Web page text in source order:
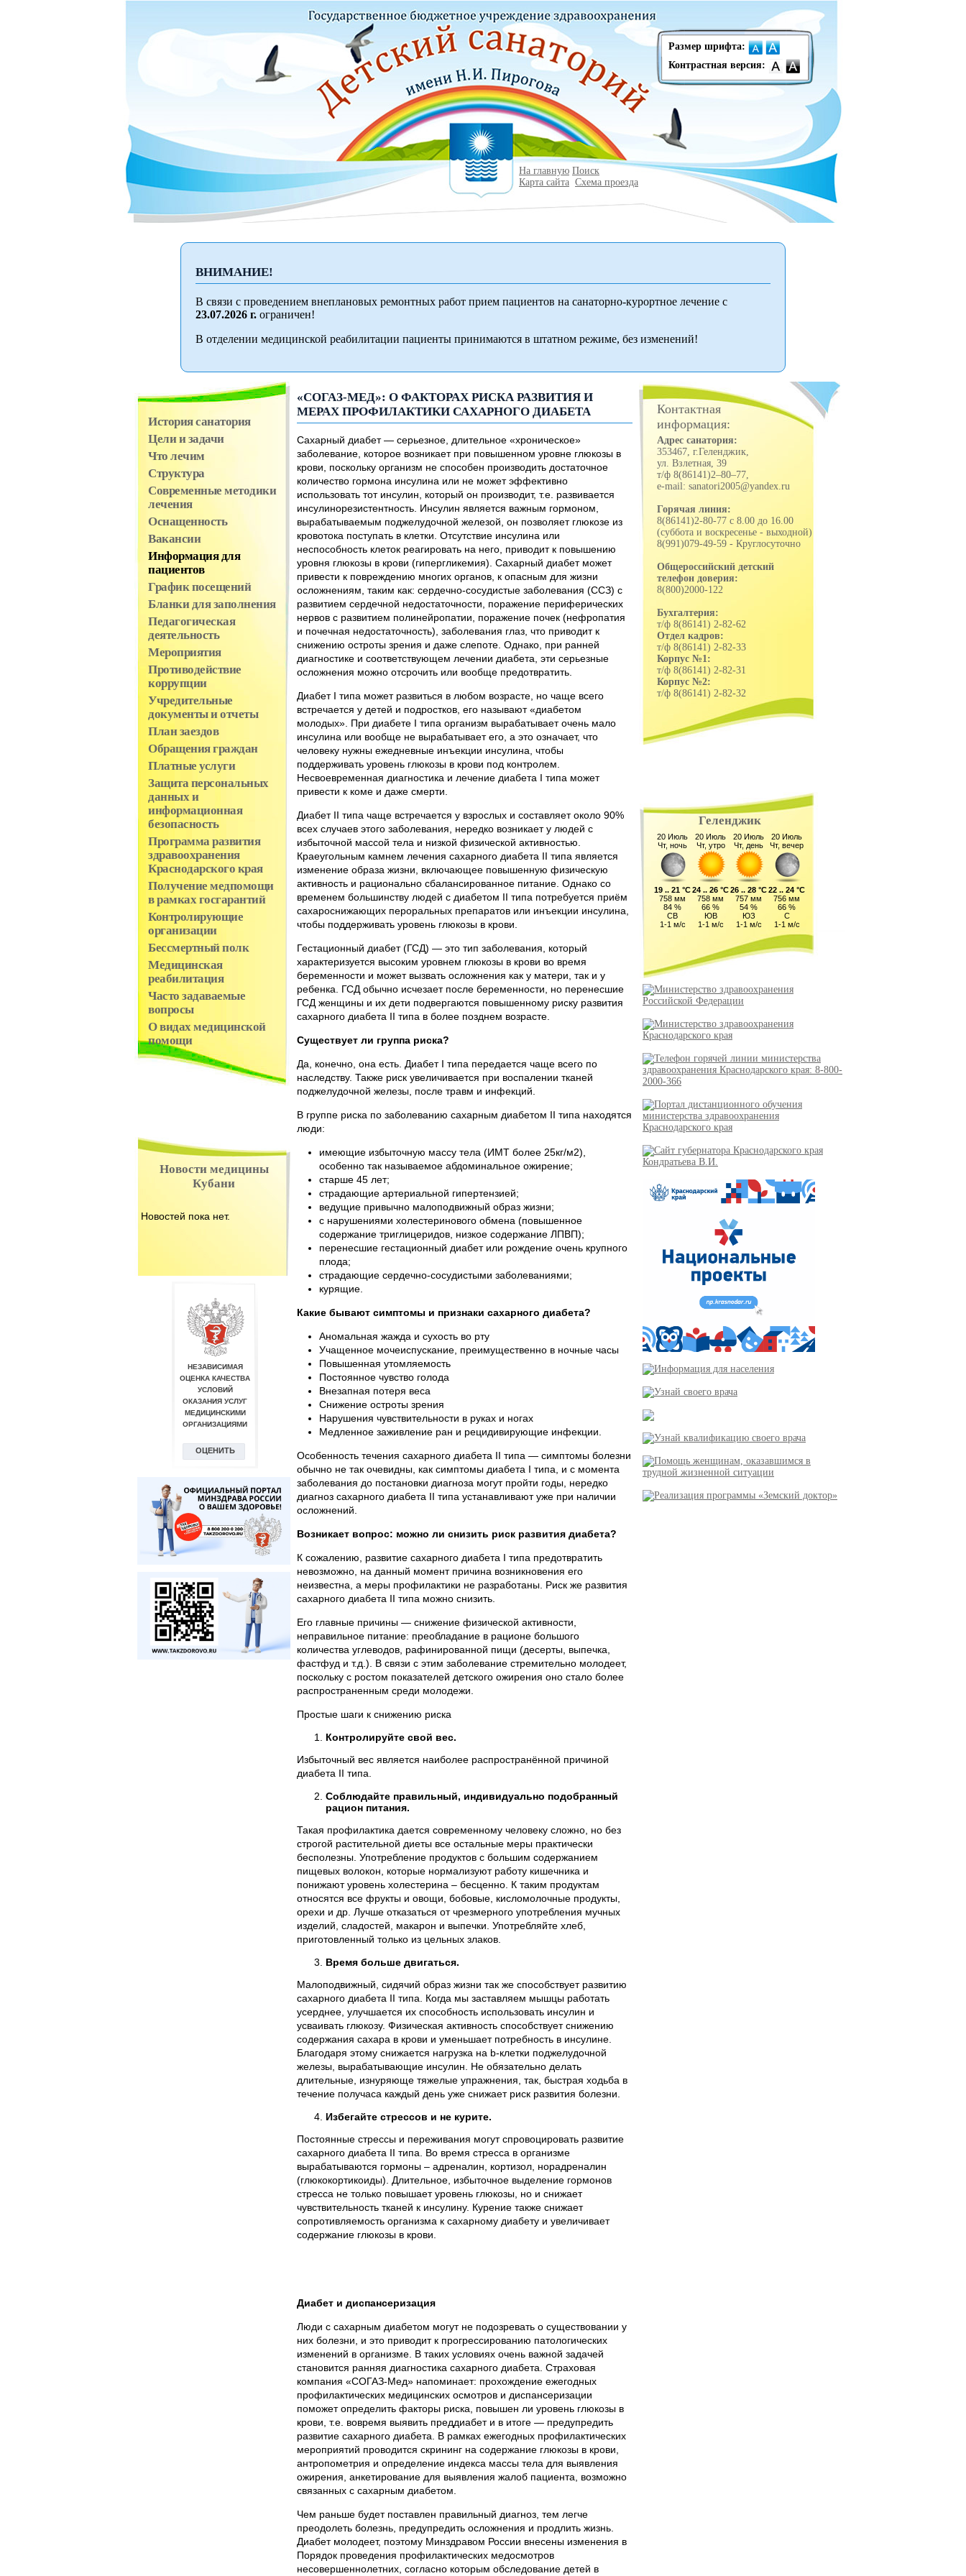
Размер шрифта:
Контрастная версия:
На главную Поиск
Карта сайта Схема проезда
ВНИМАНИЕ!
В связи с проведением внеплановых ремонтных работ прием пациентов на санаторно-курортное лечение с
23.07.2026 г. ограничен!
В отделении медицинской реабилитации пациенты принимаются в штатном режиме, без изменений!
История санатория
Цели и задачи
Что лечим
Структура
Современные методики
лечения
Оснащенность
Вакансии
Информация для
пациентов
График посещений
Бланки для заполнения
Педагогическая
деятельность
Мероприятия
Противодействие
коррупции
Учредительные
документы и отчеты
План заездов
Обращения граждан
Платные услуги
Защита персональных
данных и
информационная
безопасность
Программа развития
здравоохранения
Краснодарского края
Получение медпомощи
в рамках госгарантий
Контролирующие
организации
Бессмертный полк
Медицинская
реабилитация
Часто задаваемые
вопросы
О видах медицинской
помощи
Новости медицины
Кубани
Новостей пока нет.
«СОГАЗ-МЕД»: О ФАКТОРАХ РИСКА РАЗВИТИЯ И
МЕРАХ ПРОФИЛАКТИКИ САХАРНОГО ДИАБЕТА
Сахарный диабет — серьезное, длительное «хроническое»
заболевание, которое возникает при повышенном уровне глюкозы в
крови, поскольку организм не способен производить достаточное
количество гормона инсулина или не может эффективно
использовать тот инсулин, который он производит, т.е. развивается
инсулинорезистентность. Инсулин является важным гормоном,
вырабатываемым поджелудочной железой, он позволяет глюкозе из
кровотока поступать в клетки. Отсутствие инсулина или
неспособность клеток реагировать на него, приводит к повышению
уровня глюкозы в крови (гипергликемия). Сахарный диабет может
привести к повреждению многих органов, к опасным для жизни
осложнениям, таким как: сердечно-сосудистые заболевания (ССЗ) с
развитием сердечной недостаточности, поражение периферических
нервов с развитием полинейропатии, поражение почек (нефропатия
и почечная недостаточность), заболевания глаз, что приводит к
снижению остроты зрения и даже слепоте. Однако, при ранней
диагностике и соответствующем лечении диабета, эти серьезные
осложнения можно отсрочить или вообще предотвратить.
Диабет I типа может развиться в любом возрасте, но чаще всего
встречается у детей и подростков, его называют «диабетом
молодых». При диабете I типа организм вырабатывает очень мало
инсулина или вообще не вырабатывает его, а это означает, что
человеку нужны ежедневные инъекции инсулина, чтобы
поддерживать уровень глюкозы в крови под контролем.
Несвоевременная диагностика и лечение диабета I типа может
привести к коме и даже смерти.
Диабет II типа чаще встречается у взрослых и составляет около 90%
всех случаев этого заболевания, нередко возникает у людей с
избыточной массой тела и низкой физической активностью.
Краеугольным камнем лечения сахарного диабета II типа является
изменение образа жизни, включающее повышенную физическую
активность и рационально сбалансированное питание. Однако со
временем большинству людей с диабетом II типа потребуется приём
сахароснижающих пероральных препаратов или инъекции инсулина,
чтобы поддерживать уровень глюкозы в крови.
Гестационный диабет (ГСД) — это тип заболевания, который
характеризуется высоким уровнем глюкозы в крови во время
беременности и может вызвать осложнения как у матери, так и у
ребенка. ГСД обычно исчезает после беременности, но перенесшие
ГСД женщины и их дети подвергаются повышенному риску развития
сахарного диабета II типа в более позднем возрасте.
Существует ли группа риска?
Да, конечно, она есть. Диабет I типа передается чаще всего по
наследству. Также риск увеличивается при воспалении тканей
поджелудочной железы, после травм и инфекций.
В группе риска по заболеванию сахарным диабетом II типа находятся
люди:
имеющие избыточную массу тела (ИМТ более 25кг/м2),
особенно так называемое абдоминальное ожирение;
старше 45 лет;
страдающие артериальной гипертензией;
ведущие привычно малоподвижный образ жизни;
с нарушениями холестеринового обмена (повышенное
содержание триглицеридов, низкое содержание ЛПВП);
перенесшие гестационный диабет или рождение очень крупного
плода;
страдающие сердечно-сосудистыми заболеваниями;
курящие.
Какие бывают симптомы и признаки сахарного диабета?
Аномальная жажда и сухость во рту
Учащенное мочеиспускание, преимущественно в ночные часы
Повышенная утомляемость
Постоянное чувство голода
Внезапная потеря веса
Снижение остроты зрения
Нарушения чувствительности в руках и ногах
Медленное заживление ран и рецидивирующие инфекции.
Особенность течения сахарного диабета II типа — симптомы болезни
обычно не так очевидны, как симптомы диабета I типа, и с момента
заболевания до постановки диагноза могут пройти годы, нередко
диагноз сахарного диабета II типа устанавливают уже при наличии
осложнений.
Возникает вопрос: можно ли снизить риск развития диабета?
К сожалению, развитие сахарного диабета I типа предотвратить
невозможно, на данный момент причина возникновения его
неизвестна, а меры профилактики не разработаны. Риск же развития
сахарного диабета II типа можно снизить.
Его главные причины — снижение физической активности,
неправильное питание: преобладание в рационе большого
количества углеводов, рафинированной пищи (десерты, выпечка,
фастфуд и т.д.). В связи с этим заболевание стремительно молодеет,
поскольку с ростом показателей детского ожирения оно стало более
распространенным среди молодежи.
Простые шаги к снижению риска
Контролируйте свой вес.
Избыточный вес является наиболее распространённой причиной
диабета II типа.
Соблюдайте правильный, индивидуально подобранный
рацион питания.
Такая профилактика дается современному человеку сложно, но без
строгой растительной диеты все остальные меры практически
бесполезны. Употребление продуктов с большим содержанием
пищевых волокон, которые нормализуют работу кишечника и
понижают уровень холестерина – бесценно. К таким продуктам
относятся все фрукты и овощи, бобовые, кисломолочные продукты,
орехи и др. Лучше отказаться от чрезмерного употребления мучных
изделий, сладостей, макарон и выпечки. Употребляйте хлеб,
приготовленный только из цельных злаков.
Время больше двигаться.
Малоподвижный, сидячий образ жизни так же способствует развитию
сахарного диабета II типа. Когда мы заставляем мышцы работать
усерднее, улучшается их способность использовать инсулин и
усваивать глюкозу. Физическая активность способствует снижению
содержания сахара в крови и уменьшает потребность в инсулине.
Благодаря этому снижается нагрузка на b-клетки поджелудочной
железы, вырабатывающие инсулин. Не обязательно делать
длительные, изнуряюще тяжелые упражнения, так, быстрая ходьба в
течение получаса каждый день уже снижает риск развития болезни.
Избегайте стрессов и не курите.
Постоянные стрессы и переживания могут спровоцировать развитие
сахарного диабета II типа. Во время стресса в организме
вырабатываются гормоны – адреналин, кортизол, норадреналин
(глюкокортикоиды). Длительное, избыточное выделение гормонов
стресса не только повышает уровень глюкозы, но и снижает
чувствительность тканей к инсулину. Курение также снижает
сопротивляемость организма к сахарному диабету и увеличивает
содержание глюкозы в крови.
Диабет и диспансеризация
Люди с сахарным диабетом могут не подозревать о существовании у
них болезни, и это приводит к прогрессированию патологических
изменений в организме. В таких условиях очень важной задачей
становится ранняя диагностика сахарного диабета. Страховая
компания «СОГАЗ-Мед» напоминает: прохождение ежегодных
профилактических медицинских осмотров и диспансеризации
поможет определить факторы риска, повышен ли уровень глюкозы в
крови, т.е. вовремя выявить преддиабет и в итоге — предупредить
развитие сахарного диабета. В рамках ежегодных профилактических
мероприятий проводится скрининг на содержание глюкозы в крови,
антропометрия и определение индекса массы тела для выявления
ожирения, анкетирование для выявления жалоб пациента, возможно
связанных с сахарным диабетом.
Чем раньше будет поставлен правильный диагноз, тем легче
преодолеть болезнь, предупредить осложнения и продлить жизнь.
Диабет молодеет, поэтому Минздравом России внесены изменения в
Порядок проведения профилактических медосмотров
несовершеннолетних, согласно которым обследование детей в
Контактная
информация:
Адрес санатория:
353467, г.Геленджик,
ул. Взлетная, 39
т/ф 8(86141)2–80–77,
e-mail: sanatori2005@yandex.ru
Горячая линия:
8(86141)2-80-77 с 8.00 до 16.00
(суббота и воскресенье - выходной)
8(991)079-49-59 - Круглосуточно
Общероссийский детский
телефон доверия:
8(800)2000-122
Бухгалтерия:
т/ф 8(86141) 2-82-62
Отдел кадров:
т/ф 8(86141) 2-82-33
Корпус №1:
т/ф 8(86141) 2-82-31
Корпус №2:
т/ф 8(86141) 2-82-32
Геленджик
20 Июль
Чт, ночь
19 .. 21 °C
758 мм
84 %
СВ
1-1 м/с
20 Июль
Чт, утро
24 .. 26 °C
758 мм
66 %
ЮВ
1-1 м/с
20 Июль
Чт, день
26 .. 28 °C
757 мм
54 %
ЮЗ
1-1 м/с
20 Июль
Чт, вечер
22 .. 24 °C
756 мм
66 %
С
1-1 м/с